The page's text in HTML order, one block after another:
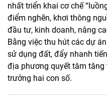
nhất triển khai cơ chế
điểm nghẽn, khơi thông
đầu tư, kinh doanh, nâng
Bằng việc thu hút các dự
sử dụng đất, đẩy nhanh
địa phương quyết tâm
trưởng hai con số.